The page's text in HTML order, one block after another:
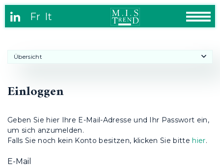
Fr It
Übersicht
Einloggen
Geben Sie hier Ihre E-Mail-Adresse und Ihr Passwort ein,
um sich anzumelden.
Falls Sie noch kein Konto besitzen, klicken Sie bittehier.
E-Mail
Cookie-Einstellungen